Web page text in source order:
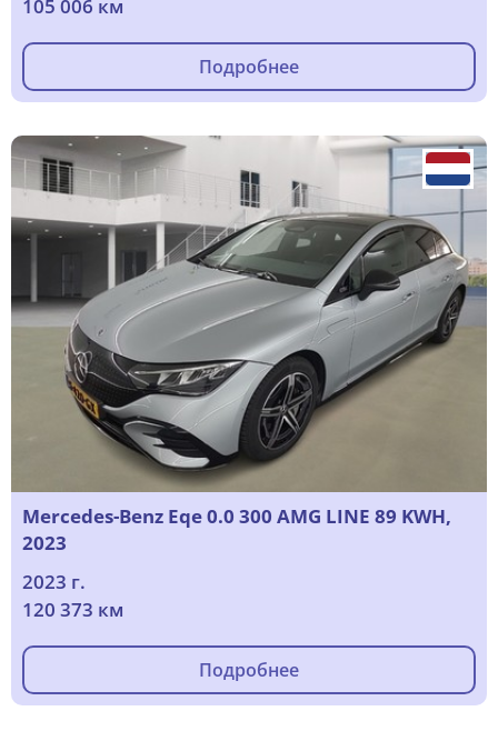
105 006 км
Подробнее
Mercedes-Benz Eqe 0.0 300 AMG LINE 89 KWH,
2023
2023 г.
120 373 км
Подробнее